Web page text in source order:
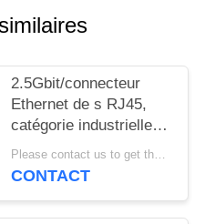
2.5Gbit/connecteur
Ethernet de s RJ45,
catégorie industrielle
Rj45 modulaire Jack de
haute performance
Please contact us to get the latest price. MOQ:1 morceau
CONTACT